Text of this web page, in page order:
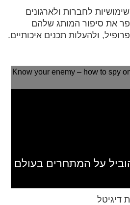
לחברות ולארגונים
את סיפור המותג שלהם
ולהעלות תכנים איכותיים.
על המתחרים בעולם
דיגיטל